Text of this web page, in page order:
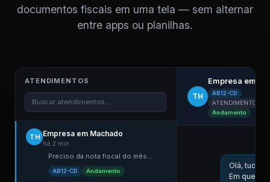
documentos fiscais em uma tela — sem alternar
entre apps ou planilhas.
ATENDIMENTOS
Buscar atendimentos...
TH Empresa em Machado
há 2 min
Preciso da nota fiscal do mês...
AB12-CD Andamento
TH
Empresa em
AB12-CD
ATENDIMENTO
Andamento
Olá, tudo
Em que